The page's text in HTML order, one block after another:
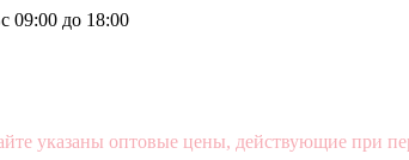
09:00 до 18:00
указаны оптовые цены, действующие при